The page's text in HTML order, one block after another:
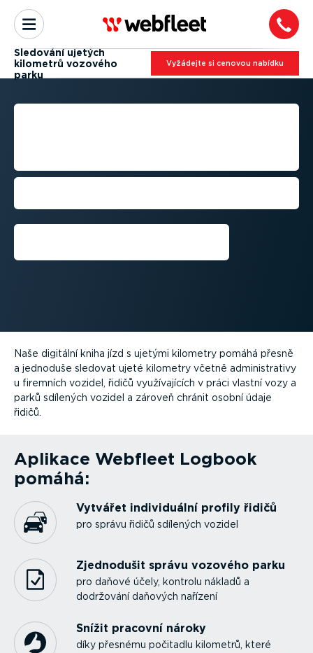
Sledování ujetých
kilometrů vozového
parku
Vyžádejte si cenovou nabídku
SLEDOVÁNÍ UJETÝCH
Zjednodušte si správu jízd pomocí
Naše digitální kniha jízd s ujetými kilometry pomáhá přesně
a jednoduše sledovat ujeté kilometry včetně adminis­trativy
u firemních vozidel, řidičů využí­va­jících v práci vlastní vozy a
parků sdílených vozidel a zároveň chránit osobní údaje
řidičů.
Aplikace Webfleet Logbook
pomáhá:
Vytvářet indivi­duální profily řidičů
pro správu řidičů sdílených vozidel
Zjednodušit správu vozového parku
pro daňové účely, kontrolu nákladů a
dodržování daňových nařízení
Snížit pracovní nároky
díky přesnému počitadlu kilometrů, které